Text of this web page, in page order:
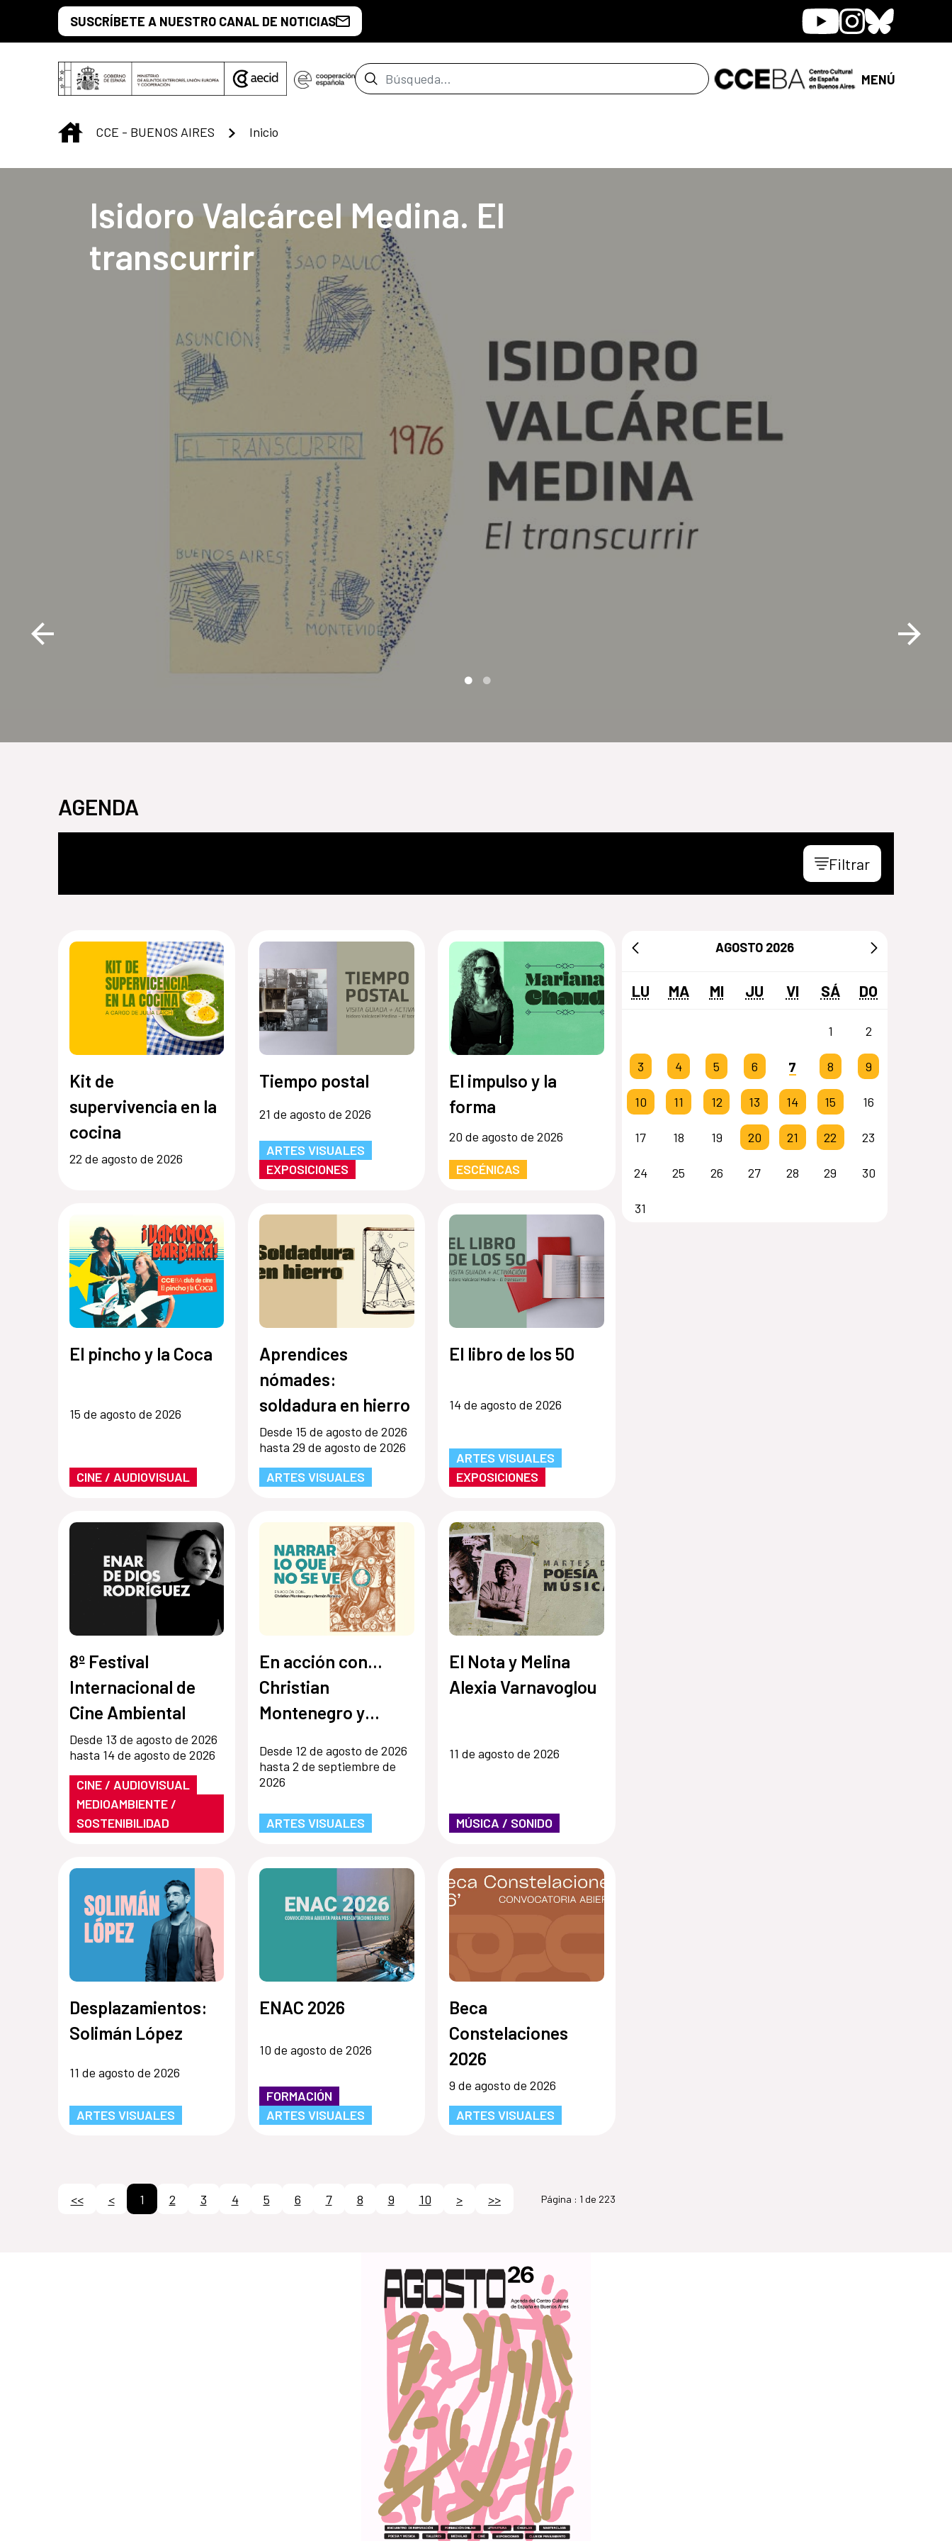
Saltar al contenido principal
SUSCRÍBETE A NUESTRO CANAL DE NOTICIAS YoutubeInstagram
Bluesky
Barra de búsqueda MENÚ
INICIO
CCE - BUENOS AIRES Inicio
Centro Cultural de Buenos Aires
Isidoro Valcárcel Medina. El
transcurrir
AGENDA
Filtrar
Kit de
supervivencia en la
cocina
22 de agosto de 2026
Tiempo postal
21 de agosto de 2026
ARTES VISUALES
EXPOSICIONES
El impulso y la
forma
20 de agosto de 2026
ESCÉNICAS
El pincho y la Coca
15 de agosto de 2026
CINE / AUDIOVISUAL
Aprendices
nómades:
soldadura en hierro
Desde 15 de agosto de 2026
hasta 29 de agosto de 2026
ARTES VISUALES
El libro de los 50
14 de agosto de 2026
ARTES VISUALES
EXPOSICIONES
8º Festival
Internacional de
Cine Ambiental
Desde 13 de agosto de 2026
hasta 14 de agosto de 2026
CINE / AUDIOVISUAL
MEDIOAMBIENTE /
SOSTENIBILIDAD
En acción con...
Christian
Montenegro y
Desde 12 de agosto de 2026
hasta 2 de septiembre de
2026
ARTES VISUALES
El Nota y Melina
Alexia Varnavoglou
11 de agosto de 2026
MÚSICA / SONIDO
Desplazamientos:
Solimán López
11 de agosto de 2026
ARTES VISUALES
ENAC 2026
10 de agosto de 2026
FORMACIÓN
ARTES VISUALES
Beca
Constelaciones
2026
9 de agosto de 2026
ARTES VISUALES
<< < 1 2 3 4 5 6 7 8 9 10 > >> Página : 1 de 223
AGOSTO 2026
LU MA MI JU VI SÁ DO
1 2
3 4 5 6 7 8 9
10 11 12 13 14 15 16
17 18 19 20 21 22 23
24 25 26 27 28 29 30
31